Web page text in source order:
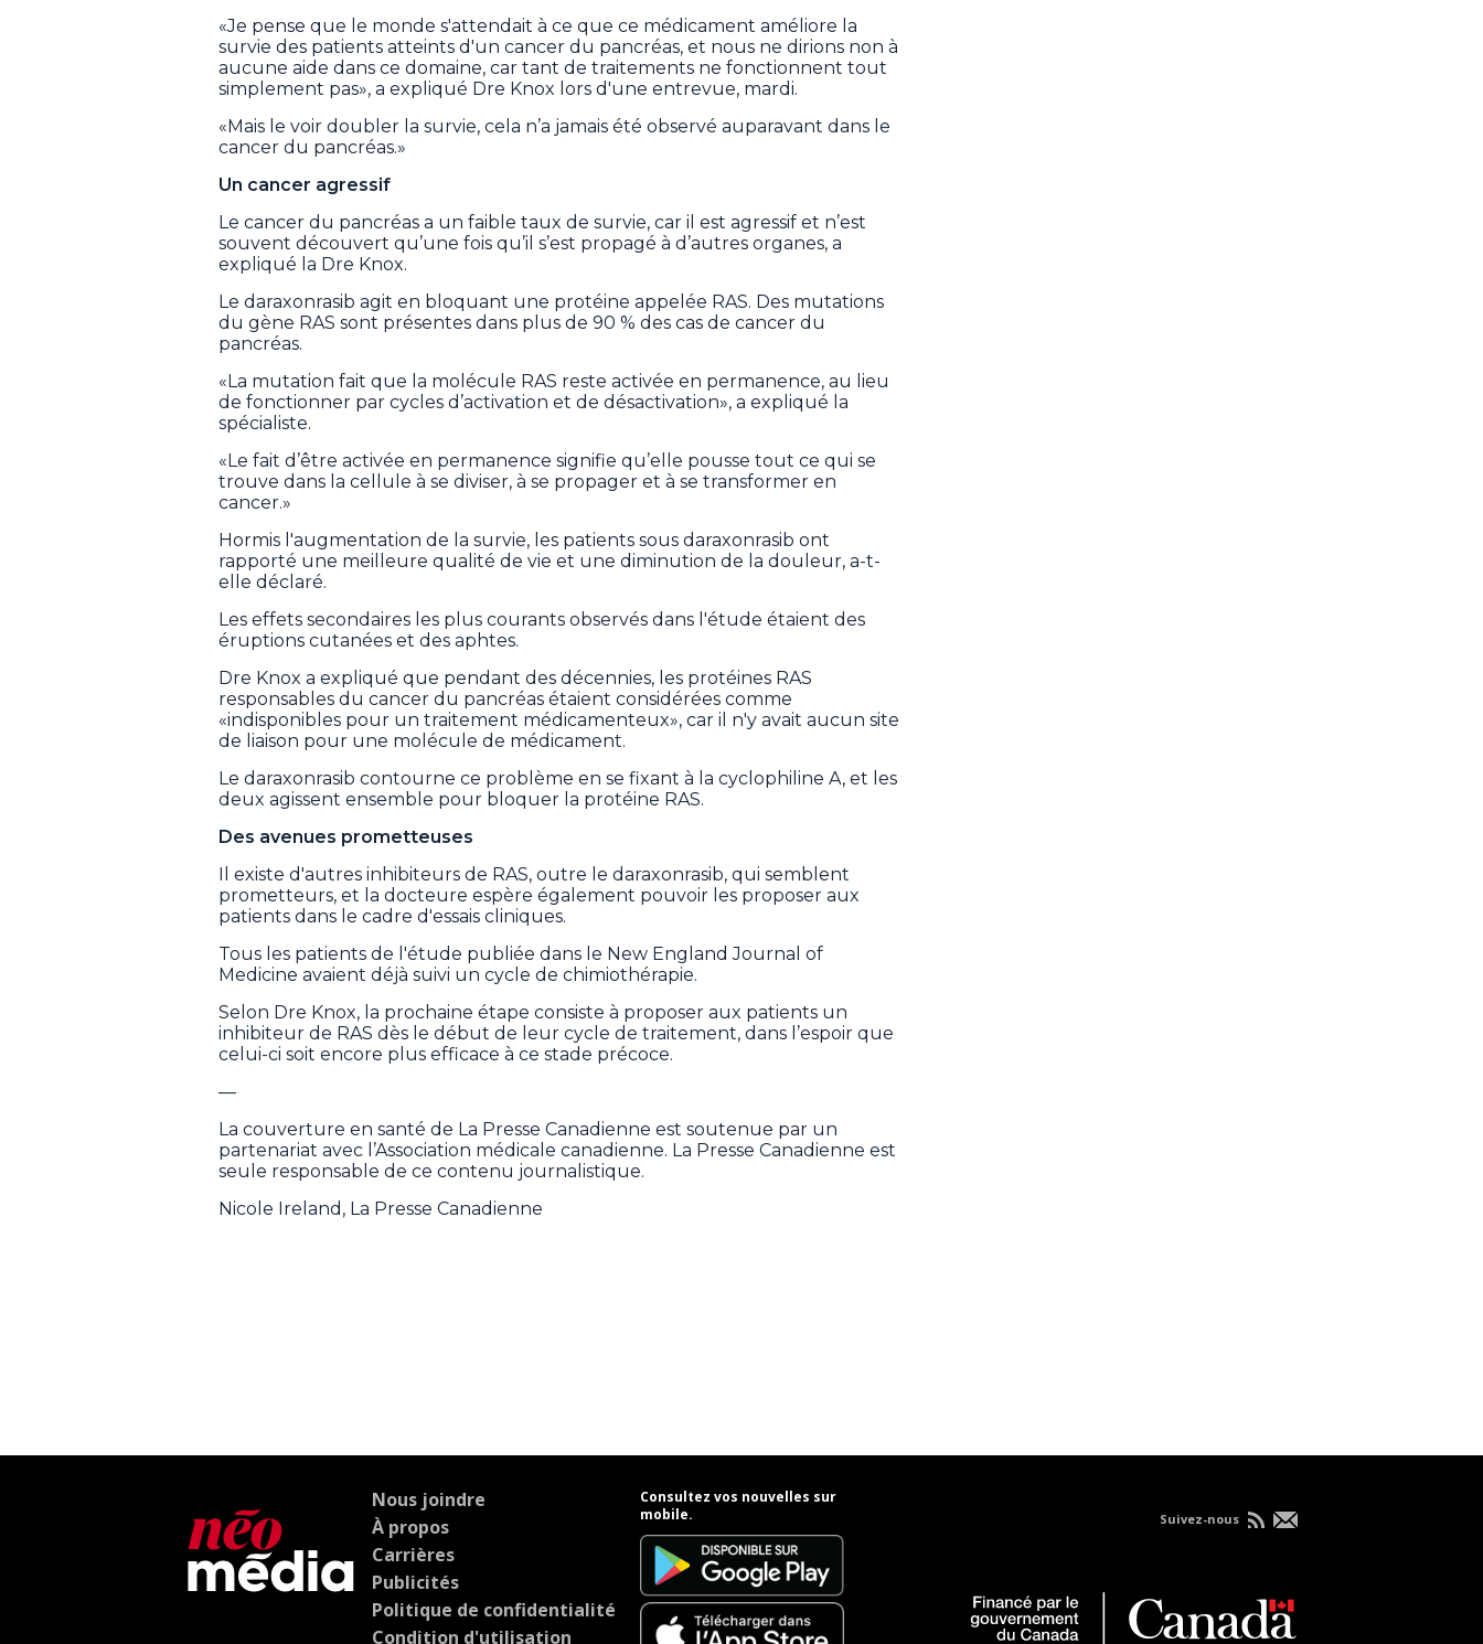
«Je pense que le monde s'attendait à ce que ce médicament améliore la
survie des patients atteints d'un cancer du pancréas, et nous ne dirions non à
aucune aide dans ce domaine, car tant de traitements ne fonctionnent tout
simplement pas», a expliqué Dre Knox lors d'une entrevue, mardi.
«Mais le voir doubler la survie, cela n’a jamais été observé auparavant dans le
cancer du pancréas.»
Un cancer agressif
Le cancer du pancréas a un faible taux de survie, car il est agressif et n’est
souvent découvert qu’une fois qu’il s’est propagé à d’autres organes, a
expliqué la Dre Knox.
Le daraxonrasib agit en bloquant une protéine appelée RAS. Des mutations
du gène RAS sont présentes dans plus de 90 % des cas de cancer du
pancréas.
«La mutation fait que la molécule RAS reste activée en permanence, au lieu
de fonctionner par cycles d’activation et de désactivation», a expliqué la
spécialiste.
«Le fait d’être activée en permanence signifie qu’elle pousse tout ce qui se
trouve dans la cellule à se diviser, à se propager et à se transformer en
cancer.»
Hormis l'augmentation de la survie, les patients sous daraxonrasib ont
rapporté une meilleure qualité de vie et une diminution de la douleur, a-t-
elle déclaré.
Les effets secondaires les plus courants observés dans l'étude étaient des
éruptions cutanées et des aphtes.
Dre Knox a expliqué que pendant des décennies, les protéines RAS
responsables du cancer du pancréas étaient considérées comme
«indisponibles pour un traitement médicamenteux», car il n'y avait aucun site
de liaison pour une molécule de médicament.
Le daraxonrasib contourne ce problème en se fixant à la cyclophiline A, et les
deux agissent ensemble pour bloquer la protéine RAS.
Des avenues prometteuses
Il existe d'autres inhibiteurs de RAS, outre le daraxonrasib, qui semblent
prometteurs, et la docteure espère également pouvoir les proposer aux
patients dans le cadre d'essais cliniques.
Tous les patients de l'étude publiée dans le New England Journal of
Medicine avaient déjà suivi un cycle de chimiothérapie.
Selon Dre Knox, la prochaine étape consiste à proposer aux patients un
inhibiteur de RAS dès le début de leur cycle de traitement, dans l’espoir que
celui-ci soit encore plus efficace à ce stade précoce.
—
La couverture en santé de La Presse Canadienne est soutenue par un
partenariat avec l’Association médicale canadienne. La Presse Canadienne est
seule responsable de ce contenu journalistique.
Nicole Ireland, La Presse Canadienne
Nous joindre
À propos
Carrières
Publicités
Politique de confidentialité
Condition d'utilisation
Consultez vos nouvelles sur
mobile.
Suivez-nous